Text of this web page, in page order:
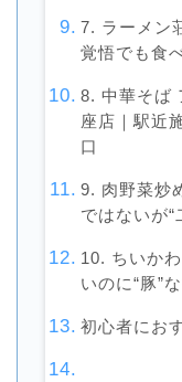
7. ラーメン
覚悟でも食
8. 中華そば
座店｜駅近
口
9. 肉野菜炒
ではないが“
10. ちいか
いのに“豚”
初心者にお